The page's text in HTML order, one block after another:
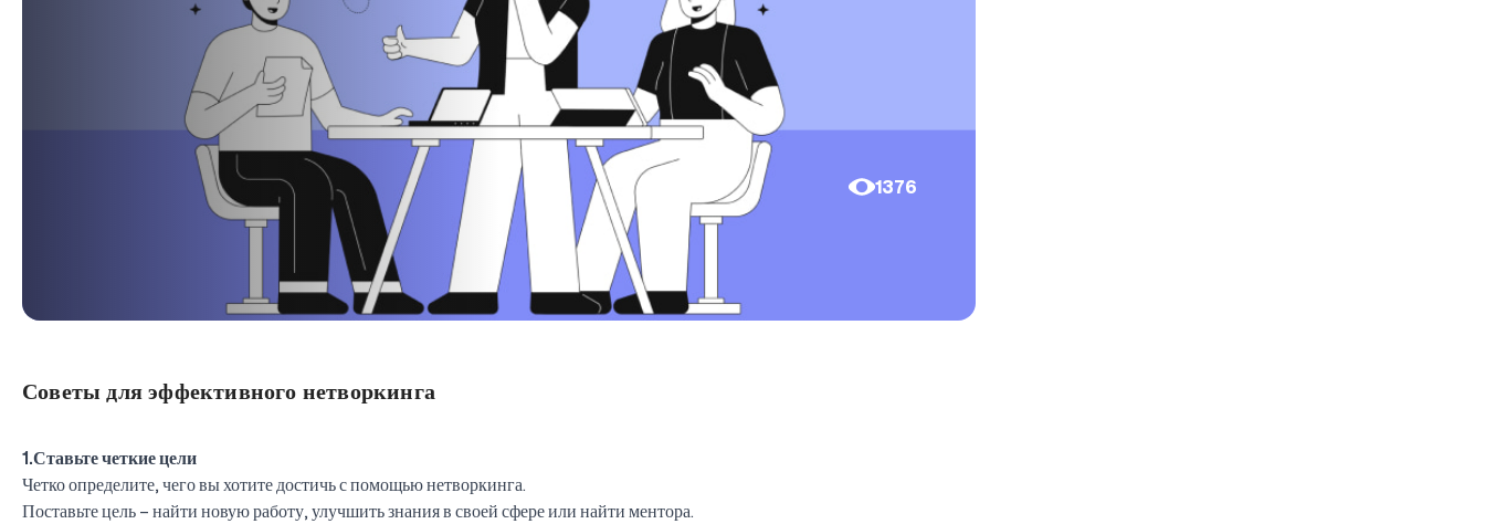
1376
Советы для эффективного нетворкинга
1.Ставьте четкие цели
Четко определите, чего вы хотите достичь с помощью нетворкинга.
Поставьте цель – найти новую работу, улучшить знания в своей сфере или найти ментора.